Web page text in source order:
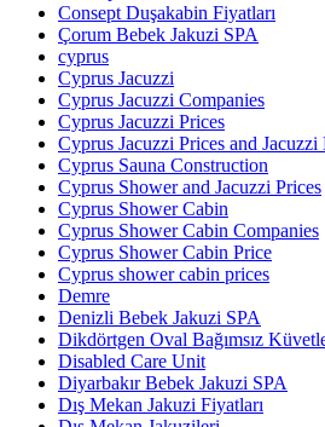
Consept Duşakabin Fiyatları
Çorum Bebek Jakuzi SPA
cyprus
Cyprus Jacuzzi
Cyprus Jacuzzi Companies
Cyprus Jacuzzi Prices
Cyprus Jacuzzi Prices and Jacuzzi
Cyprus Sauna Construction
Cyprus Shower and Jacuzzi Prices
Cyprus Shower Cabin
Cyprus Shower Cabin Companies
Cyprus Shower Cabin Price
Cyprus shower cabin prices
Demre
Denizli Bebek Jakuzi SPA
Dikdörtgen Oval Bağımsız
Disabled Care Unit
Diyarbakır Bebek Jakuzi SPA
Dış Mekan Jakuzi Fiyatları